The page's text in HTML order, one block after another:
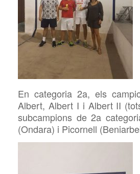
En categoria 2a, els
Albert, Albert I i Albert II
subcampions de 2a
(Ondara) i Picornell